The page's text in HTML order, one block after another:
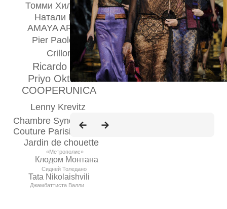
Priyo Oktaviano
Ricardo Tisci
COOPERUNICA
Crillon
Lenny Krevitz
Chambre Syndicale de la
Couture Parisienne
Pier Paolo Piccioli
AMAYA ARZUAGA
Натали Портман
Томми Хилфигер
Jardin de chouette
Клодом Монтана
Tata Nikolaishvili
Loewe
Сидней Толедано
«Метрополис»
Джамбаттиста Валли